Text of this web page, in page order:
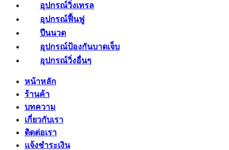
อุปกรณ์วิ่งเทรล
อุปกรณ์ฟื้นฟู
ปืนนวด
อุปกรณ์ป้องกันบาดเจ็บ
อุปกรณ์วิ่งอื่นๆ
หน้าหลัก
ร้านค้า
บทความ
เกี่ยวกับเรา
ติดต่อเรา
แจ้งชำระเงิน